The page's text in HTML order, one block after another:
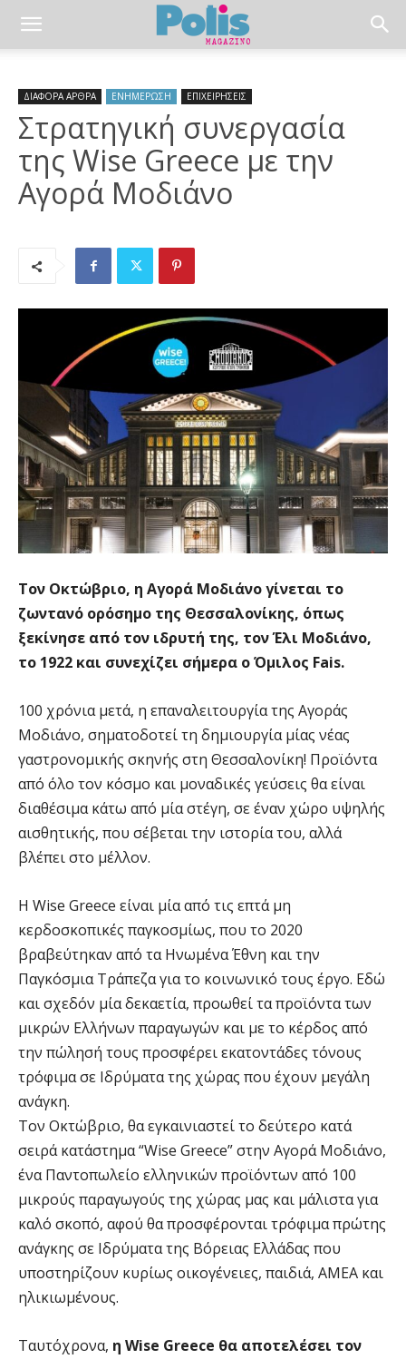
ΔΙΑΦΟΡΑ ΑΡΘΡΑ ΕΝΗΜΕΡΩΣΗ ΕΠΙΧΕΙΡΗΣΕΙΣ
Στρατηγική συνεργασία
της Wise Greece με την
Αγορά Μοδιάνο
Τον Οκτώβριο, η Αγορά Μοδιάνο γίνεται το
ζωντανό ορόσημο της Θεσσαλονίκης, όπως
ξεκίνησε από τον ιδρυτή της, τον Έλι Μοδιάνο,
το 1922 και συνεχίζει σήμερα ο Όμιλος Fais.
100 χρόνια μετά, η επαναλειτουργία της Αγοράς
Μοδιάνο, σηματοδοτεί τη δημιουργία μίας νέας
γαστρονομικής σκηνής στη Θεσσαλονίκη! Προϊόντα
από όλο τον κόσμο και μοναδικές γεύσεις θα είναι
διαθέσιμα κάτω από μία στέγη, σε έναν χώρο υψηλής
αισθητικής, που σέβεται την ιστορία του, αλλά
βλέπει στο μέλλον.
Η Wise Greece είναι μία από τις επτά μη
κερδοσκοπικές παγκοσμίως, που το 2020
βραβεύτηκαν από τα Ηνωμένα Έθνη και την
Παγκόσμια Τράπεζα για το κοινωνικό τους έργο. Εδώ
και σχεδόν μία δεκαετία, προωθεί τα προϊόντα των
μικρών Ελλήνων παραγωγών και με το κέρδος από
την πώλησή τους προσφέρει εκατοντάδες τόνους
τρόφιμα σε Ιδρύματα της χώρας που έχουν μεγάλη
ανάγκη.
Τον Οκτώβριο, θα εγκαινιαστεί το δεύτερο κατά
σειρά κατάστημα “Wise Greece” στην Αγορά Μοδιάνο,
ένα Παντοπωλείο ελληνικών προϊόντων από 100
μικρούς παραγωγούς της χώρας μας και μάλιστα για
καλό σκοπό, αφού θα προσφέρονται τρόφιμα πρώτης
ανάγκης σε Ιδρύματα της Βόρειας Ελλάδας που
υποστηρίζουν κυρίως οικογένειες, παιδιά, ΑΜΕΑ και
ηλικιωμένους.
Ταυτόχρονα, η Wise Greece θα αποτελέσει τον